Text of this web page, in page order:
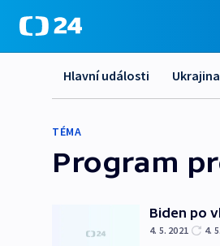
Hlavní události Ukrajina
TÉMA
Program
Biden po
4. 5. 2021 4.